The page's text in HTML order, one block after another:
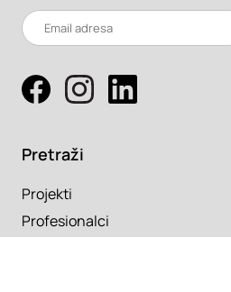
Pretraži
Projekti
Profesionalci